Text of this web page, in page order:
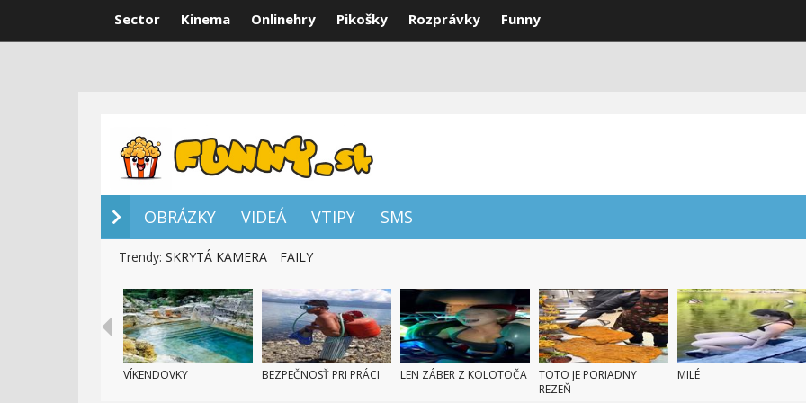
Sector Kinema Onlinehry Pikošky Rozprávky Funny
OBRÁZKY VIDEÁ VTIPY SMS
Trendy: SKRYTÁ KAMERA FAILY
VÍKENDOVKY BEZPEČNOSŤ PRI PRÁCI LEN ZÁBER Z KOLOTOČA
TOTO JE PORIADNY
REZEŇ
MILÉ